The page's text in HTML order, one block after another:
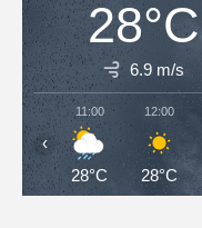
28°C
6.9 m/s
11:00
28°C
12:00
28°C
‹